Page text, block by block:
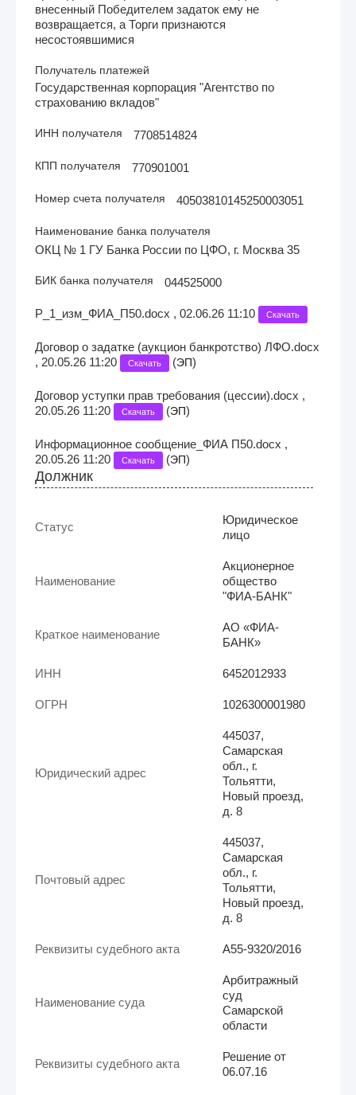
внесенный Победителем задаток ему не
возвращается, а Торги признаются
несостоявшимися
Получатель платежей
Государственная корпорация "Агентство по
страхованию вкладов"
ИНН получателя 7708514824
КПП получателя 770901001
Номер счета получателя 40503810145250003051
Наименование банка получателя
ОКЦ № 1 ГУ Банка России по ЦФО, г. Москва 35
БИК банка получателя 044525000
Р_1_изм_ФИА_П50.docx , 02.06.26 11:10 Скачать
Договор о задатке (аукцион банкротство) ЛФО.docx
, 20.05.26 11:20
Скачать (ЭП)
Договор уступки прав требования (цессии).docx ,
20.05.26 11:20
Скачать (ЭП)
Информационное сообщение_ФИА П50.docx ,
20.05.26 11:20
Скачать (ЭП)
Должник
Статус
Юридическое
лицо
Наименование
Акционерное
общество
"ФИА-БАНК"
Краткое наименование
АО «ФИА-
БАНК»
ИНН 6452012933
ОГРН 1026300001980
Юридический адрес
445037,
Самарская
обл., г.
Тольятти,
Новый проезд,
д. 8
Почтовый адрес
445037,
Самарская
обл., г.
Тольятти,
Новый проезд,
д. 8
Реквизиты судебного акта А55-9320/2016
Наименование суда
Арбитражный
суд
Самарской
области
Реквизиты судебного акта
Решение от
06.07.16